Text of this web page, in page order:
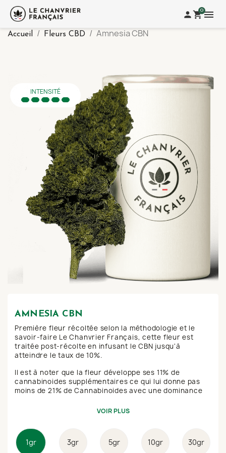
personshopping_cart0menu
Accueil Fleurs CBD Amnesia CBN
INTENSITÉ
AMNESIA CBN
Première fleur récoltée selon la méthodologie et le
savoir-faire Le Chanvrier Français, cette fleur est
traitée post-récolte en infusant le CBN jusqu'à
atteindre le taux de 10%.
Il est à noter que la fleur développe ses 11% de
cannabinoides supplémentaires ce qui lui donne pas
moins de 21% de Cannabinoides avec une dominance
VOIR PLUS
1gr 3gr 5gr 10gr 30gr